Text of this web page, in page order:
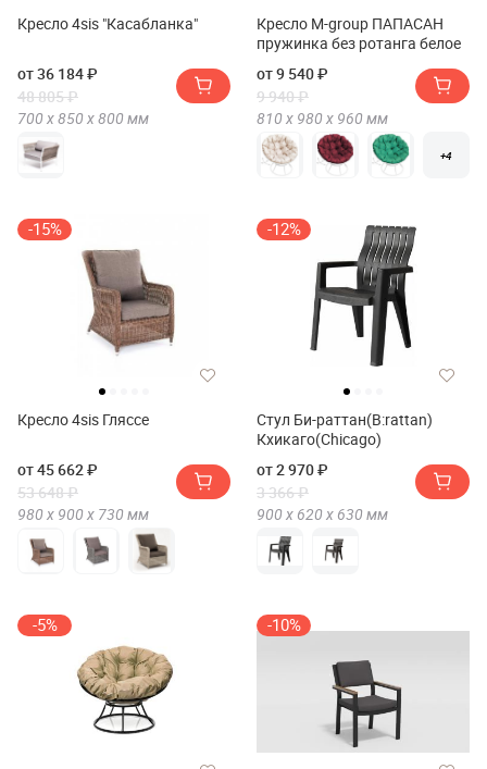
Кресло 4sis "Касабланка"
от 36 184 ₽
48 805 ₽
700 х850 х800 мм
Кресло M-group ПАПАСАН
пружинка без ротанга белое
от 9 540 ₽
9 940 ₽
810 х 980 х 960 мм
+4
-15%
Кресло 4sis Гляссе
от 45 662 ₽
53 648 ₽
980 х 900 х 730 мм
-12%
Стул Би-раттан(B:rattan)
Кхикаго(Chicago)
от 2 970 ₽
3 366 ₽
900 х 620 х 630 мм
-5% -10%